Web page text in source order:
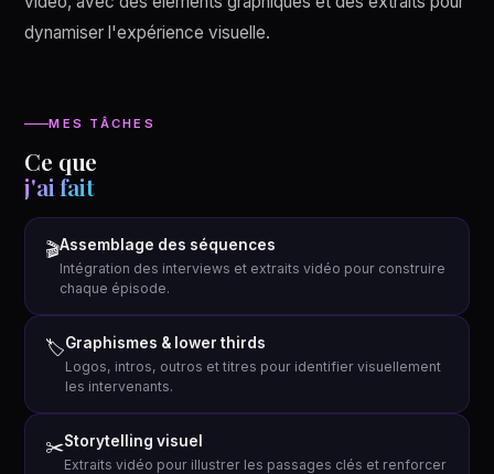
dynamiser l'expérience visuelle.
MES TÂCHES
Ce que
j'ai fait
🎬Assemblage des séquences
Intégration des interviews et extraits vidéo pour construire
chaque épisode.
🏷️Graphismes & lower thirds
Logos, intros, outros et titres pour identifier visuellement
les intervenants.
✂️Storytelling visuel
Extraits vidéo pour illustrer les passages clés et renforcer